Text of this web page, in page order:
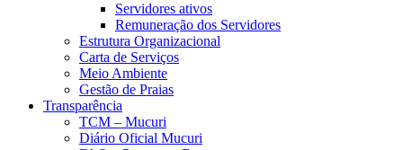
Servidores ativos
Remuneração dos Servidores
Estrutura Organizacional
Carta de Serviços
Meio Ambiente
Gestão de Praias
Transparência
TCM – Mucuri
Diário Oficial Mucuri